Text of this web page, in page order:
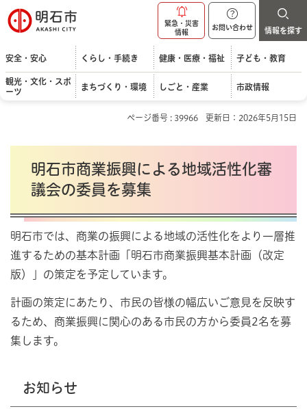
明石市
緊急・災害
情報
お問い合わせ 情報を探す
安全・安心 くらし・手続き 健康・医療・福祉 子ども・教育
観光・文化・スポ
ーツ
まちづくり・環境 しごと・産業 市政情報
ページ番号 : 39966 更新日：2026年5月15日
明石市商業振興による地域活性化審
議会の委員を募集
明石市では、商業の振興による地域の活性化をより一層推
進するための基本計画「明石市商業振興基本計画（改定
版）」の策定を予定しています。
計画の策定にあたり、市民の皆様の幅広いご意見を反映す
るため、商業振興に関心のある市民の方から委員2名を募
集します。
お知らせ